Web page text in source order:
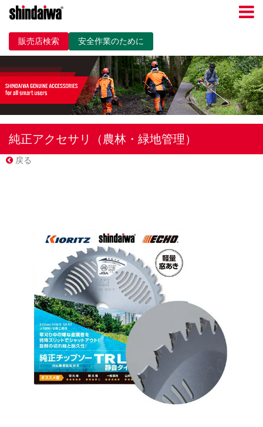
販売店検索 安全作業のために
純正アクセサリ（農林・緑地管理）
戻る